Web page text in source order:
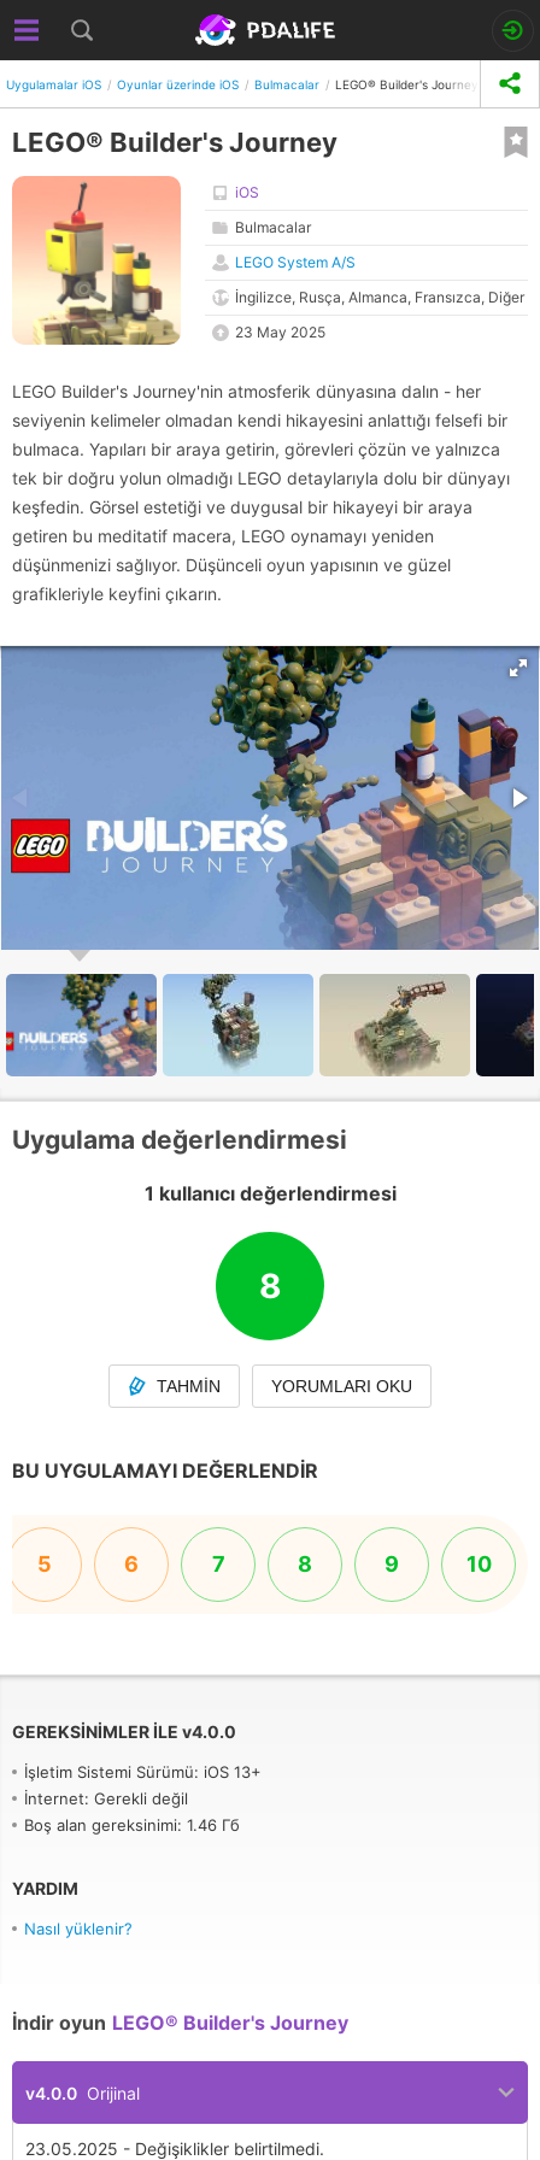
Uygulamalar iOS Oyunlar üzerinde iOS Bulmacalar LEGO® Builder's Journey
LEGO® Builder's Journey
iOS
Bulmacalar
LEGO System A/S
İngilizce, Rusça, Almanca, Fransızca, Diğer
23 May 2025
LEGO Builder's Journey'nin atmosferik dünyasına dalın - her
seviyenin kelimeler olmadan kendi hikayesini anlattığı felsefi bir
bulmaca. Yapıları bir araya getirin, görevleri çözün ve yalnızca
tek bir doğru yolun olmadığı LEGO detaylarıyla dolu bir dünyayı
keşfedin. Görsel estetiği ve duygusal bir hikayeyi bir araya
getiren bu meditatif macera, LEGO oynamayı yeniden
düşünmenizi sağlıyor. Düşünceli oyun yapısının ve güzel
grafikleriyle keyfini çıkarın.
Uygulama değerlendirmesi
1 kullanıcı değerlendirmesi
8
TAHMIN YORUMLARI OKU
BU UYGULAMAYI DEĞERLENDIR
5 6 7 8 9 10
GEREKSINIMLER ILE v4.0.0
İşletim Sistemi Sürümü: iOS 13+
İnternet: Gerekli değil
Boş alan gereksinimi: 1.46 Гб
YARDIM
Nasıl yüklenir?
İndir oyun LEGO® Builder's Journey
v4.0.0 Orijinal
23.05.2025 - Değişiklikler belirtilmedi.